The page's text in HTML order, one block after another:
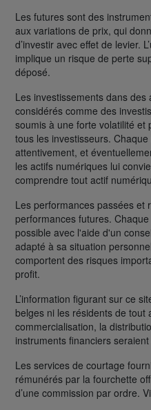
Les futures sont des
aux variations de prix, qui
d’investir avec effet de levier.
implique un risque de perte
déposé.
Les investissements dans
considérés comme des
soumis à une forte volatilité et
tous les investisseurs.
attentivement, et
les actifs numériques lui
comprendre tout actif
Les performances passées et
performances futures.
possible avec l'aide d'un
adapté à sa situation
comportent des risques
profit.
L’information figurant sur ce
belges ni les résidents de tout
commercialisation, la
instruments financiers
Les services de courtage
rémunérés par la fourchette
d’une commission par ordre.